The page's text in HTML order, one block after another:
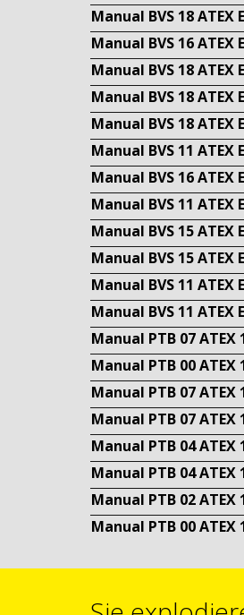
Manual BVS 18
Manual BVS 16
Manual BVS 18
Manual BVS 18
Manual BVS 18
Manual BVS 11
Manual BVS 16
Manual BVS 11
Manual BVS 15
Manual BVS 15
Manual BVS 11
Manual BVS 11
Manual PTB 07
Manual PTB 00
Manual PTB 07
Manual PTB 07
Manual PTB 04
Manual PTB 04
Manual PTB 02
Manual PTB 00